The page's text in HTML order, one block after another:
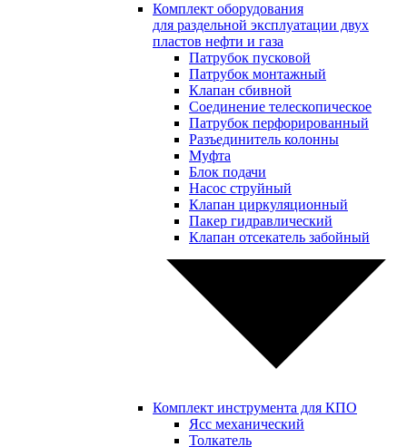
Комплект оборудования
для раздельной эксплуатации двух
пластов нефти и газа
Патрубок пусковой
Патрубок монтажный
Клапан сбивной
Соединение телескопическое
Патрубок перфорированный
Разъединитель колонны
Муфта
Блок подачи
Насос струйный
Клапан циркуляционный
Пакер гидравлический
Клапан отсекатель забойный
Комплект инструмента для КПО
Ясс механический
Толкатель